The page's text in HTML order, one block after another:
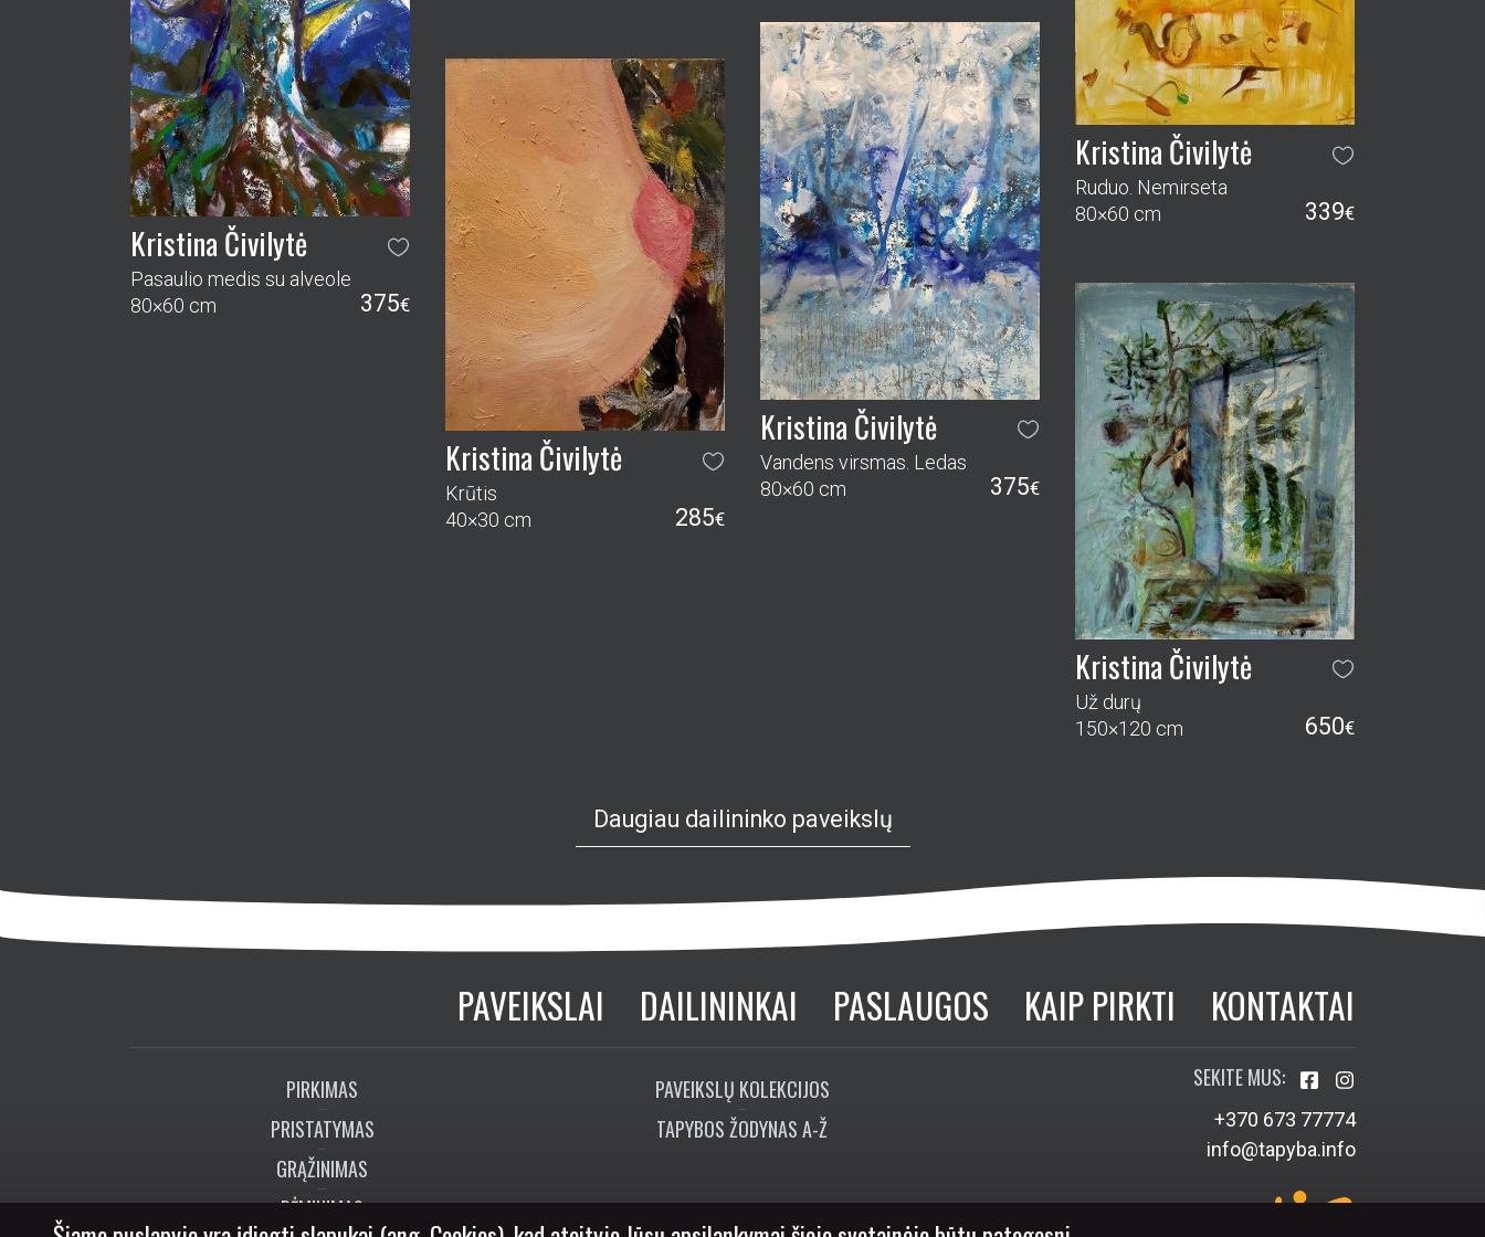
Kristina Čivilytė
Ruduo. Nemirseta
80×60 cm
339€
Kristina Čivilytė
Pasaulio medis su alveole
80×60 cm
375€
Kristina Čivilytė
Vandens virsmas. Ledas
80×60 cm
375€
Kristina Čivilytė
Krūtis
40×30 cm
285€
Kristina Čivilytė
Už durų
150×120 cm
650€
Daugiau dailininko paveikslų
PAVEIKSLAI DAILININKAI PASLAUGOS KAIP PIRKTI KONTAKTAI
PIRKIMAS
PRISTATYMAS
GRĄŽINIMAS
RĖMINIMAS
PAVEIKSLŲ KOLEKCIJOS
TAPYBOS ŽODYNAS A-Ž
SEKITE MUS:
+370 673 77774
info@tapyba.info